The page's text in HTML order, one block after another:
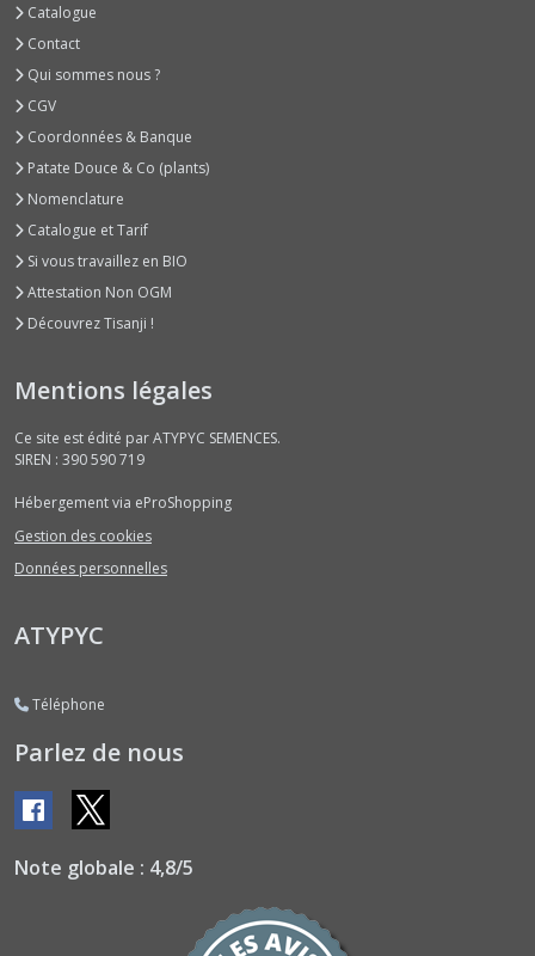
Potirons
Bleus
ou
Verts
Courges
Potirons
Citrouilles
et
(11)
Spaghettis
Type
Potimarrons
(6)
à
Courgettes
et
Diverses
Catalogue
Contact
Qui sommes nous ?
CGV
Coordonnées & Banque
Patate Douce & Co (plants)
Nomenclature
Catalogue et Tarif
Si vous travaillez en BIO
Attestation Non OGM
Découvrez Tisanji !
Mentions légales
Ce site est édité par ATYPYC SEMENCES.
SIREN : 390 590 719
Hébergement via eProShopping
Gestion des cookies
Données personnelles
ATYPYC
Téléphone
Parlez de nous
Note globale : 4,8/5